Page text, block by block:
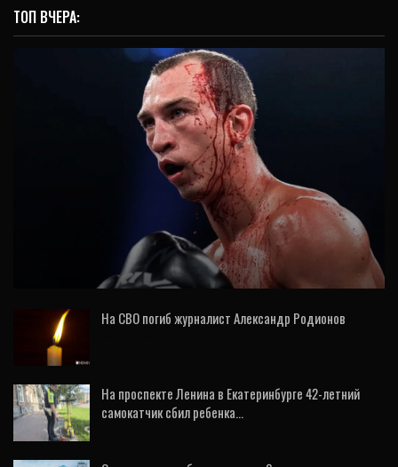
ТОП ВЧЕРА:
СПОРТ
Силягин уступил Иглесиасу в поединке за
титулы чемпиона мира IBF и IBO
На СВО погиб журналист Александр Родионов
На проспекте Ленина в Екатеринбурге 42-летний
самокатчик сбил ребенка…